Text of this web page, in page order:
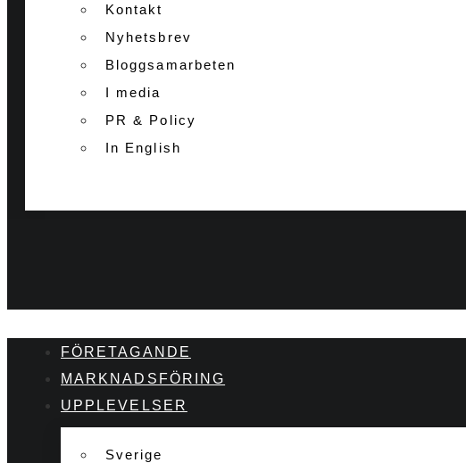
Kontakt
Nyhetsbrev
Bloggsamarbeten
I media
PR & Policy
In English
FÖRETAGANDE
MARKNADSFÖRING
UPPLEVELSER
Sverige